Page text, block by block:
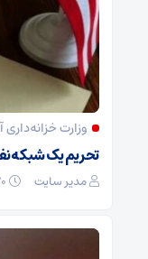
وزارت خزانه‌داری
تحریم یک شبکه
مدیر سایت